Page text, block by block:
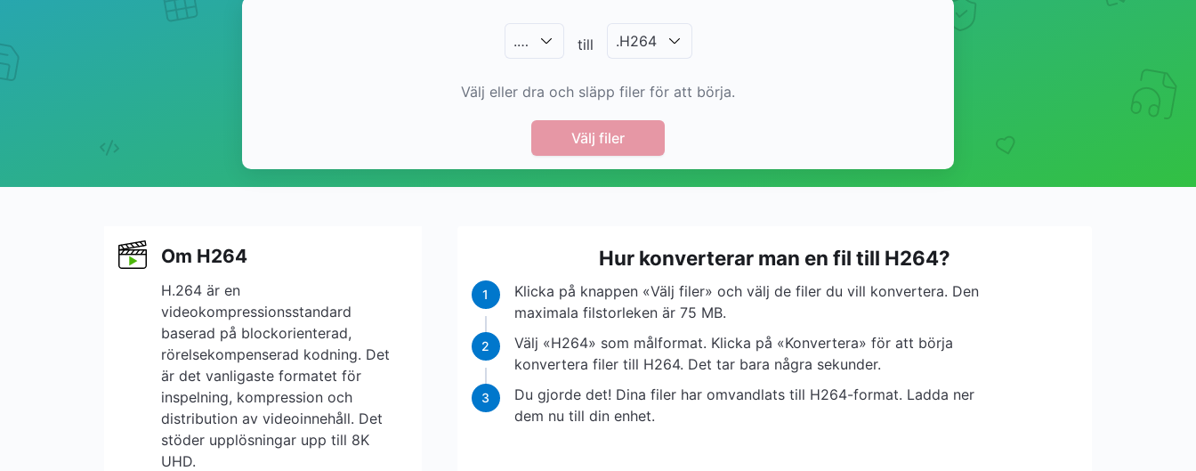
.… till .H264
Välj eller dra och släpp filer för att börja.
Välj filer
Om H264
H.264 är en
videokompressionsstandard
baserad på blockorienterad,
rörelsekompenserad kodning. Det
är det vanligaste formatet för
inspelning, kompression och
distribution av videoinnehåll. Det
stöder upplösningar upp till 8K
UHD.
Hur konverterar man en fil till H264?
1
Klicka på knappen «Välj filer» och välj de filer du vill konvertera. Den
maximala filstorleken är 75 MB.
2
Välj «H264» som målformat. Klicka på «Konvertera» för att börja
konvertera filer till H264. Det tar bara några sekunder.
3
Du gjorde det! Dina filer har omvandlats till H264-format. Ladda ner
dem nu till din enhet.